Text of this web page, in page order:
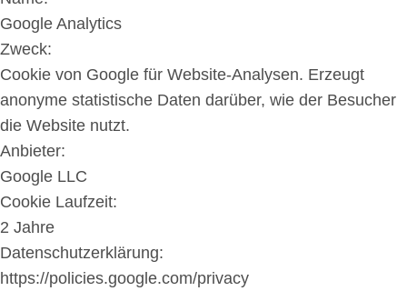
Google Analytics
Zweck:
Cookie von Google für Website-Analysen. Erzeugt
anonyme statistische Daten darüber, wie der Besucher
die Website nutzt.
Anbieter:
Google LLC
Cookie Laufzeit:
2 Jahre
Datenschutzerklärung:
https://policies.google.com/privacy